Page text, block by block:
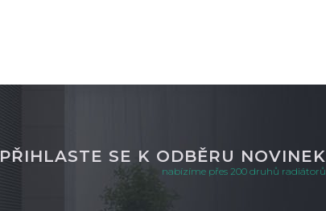
PŘIHLASTE SE K ODBĚRU NOVINEK
nabízíme přes 200 druhů radiátorů